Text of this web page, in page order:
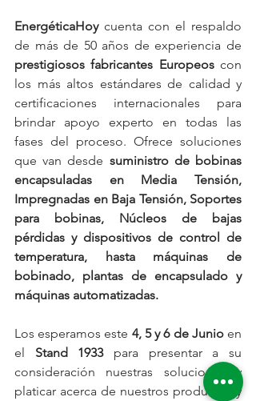
EnergéticaHoy cuenta con el respaldo
prestigiosos fabricantes Europeos con
los más altos estándares de calidad y
certificaciones internacionales para
brindar apoyo experto en todas las
fases del proceso. Ofrece soluciones
que van desde suministro de bobinas
encapsuladas en Media Tensión,
Impregnadas en Baja Tensión, Soportes
para bobinas, Núcleos de bajas
pérdidas y dispositivos de control de
temperatura, hasta máquinas de
bobinado, plantas de encapsulado y
máquinas automatizadas.
Los esperamos este 4, 5 y 6 de Junio en
el Stand 1933 para presentar a su
consideración nuestras soluciones y
platicar acerca de nuestros productos y